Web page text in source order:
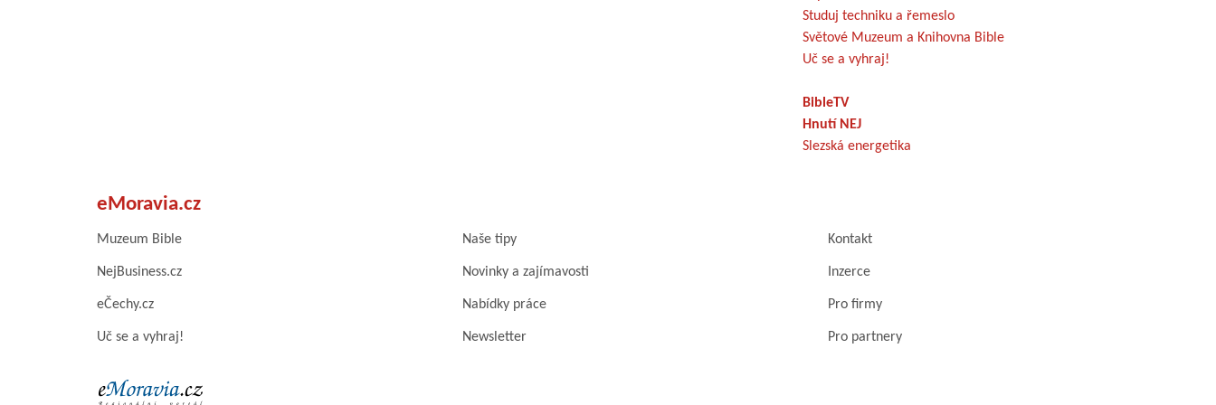
Studuj techniku a řemeslo
Světové Muzeum a Knihovna Bible
Uč se a vyhraj!
BibleTV
Hnutí NEJ
Slezská energetika
eMoravia.cz
Muzeum Bible Naše tipy Kontakt
NejBusiness.cz Novinky a zajímavosti Inzerce
eČechy.cz Nabídky práce Pro firmy
Uč se a vyhraj! Newsletter Pro partnery